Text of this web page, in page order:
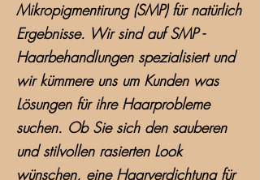
Mikropigmentirung (SMP) für natürlich
Ergebnisse. Wir sind auf SMP -
Haarbehandlungen spezialisiert und
wir kümmere uns um Kunden was
Lösungen für ihre Haarprobleme
suchen. Ob Sie sich den sauberen
und stilvollen rasierten Look
wünschen, eine Haarverdichtung für